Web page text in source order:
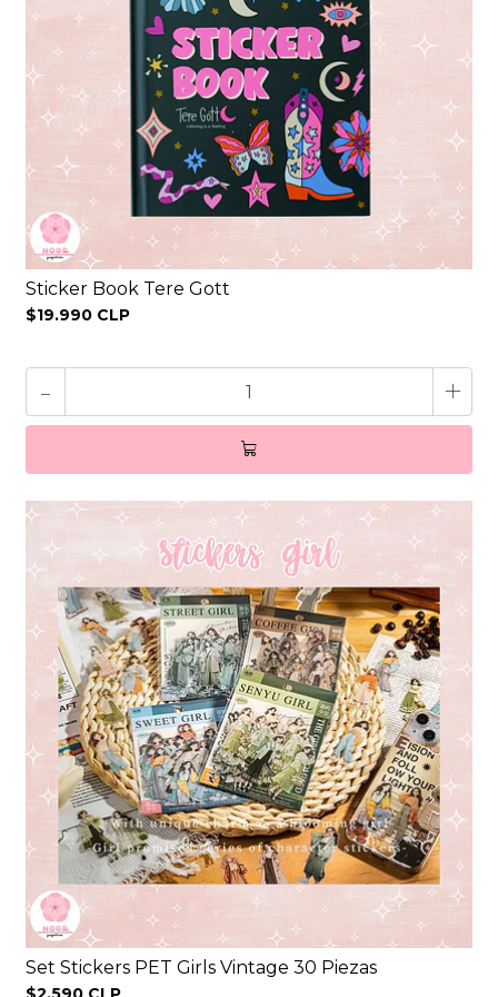
Sticker Book Tere Gott
$19.990 CLP
- +
Set Stickers PET Girls Vintage 30 Piezas